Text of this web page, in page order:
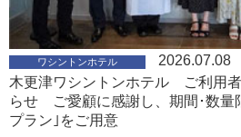
ワシントンホテル
2026.07.08
木更津ワシントンホテル ご利用
らせ ご愛顧に感謝し、期間･数量
プラン｣をご用意